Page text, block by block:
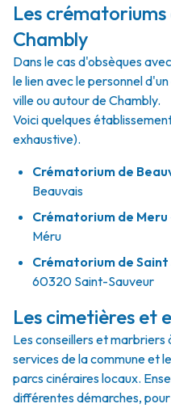
Les
Chambly
Dans le cas d'obsèques
le lien avec le personnel
ville ou autour de Chambly.
Voici quelques
exhaustive).
Crématorium de
Beauvais
Crématorium de Meru
Méru
Crématorium de Saint
60320 Saint-Sauveur
Les cimetières et
Les conseillers et marbriers
services de la commune et
parcs cinéraires locaux.
différentes démarches,